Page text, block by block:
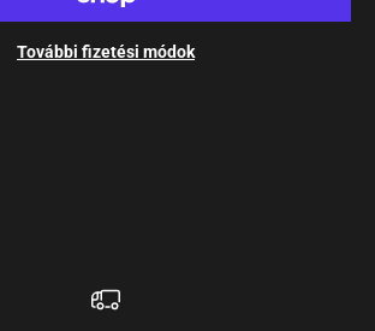
További fizetési módok